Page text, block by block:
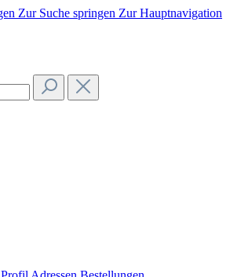
Zur Suche springen Zur Hauptnavigation